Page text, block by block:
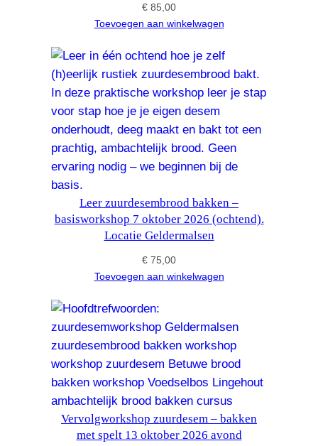
€ 85,00
Toevoegen aan winkelwagen
Leer zuurdesembrood bakken –
basisworkshop 7 oktober 2026 (ochtend).
Locatie Geldermalsen
€ 75,00
Toevoegen aan winkelwagen
Vervolgworkshop zuurdesem – bakken
met spelt 13 oktober 2026 avond